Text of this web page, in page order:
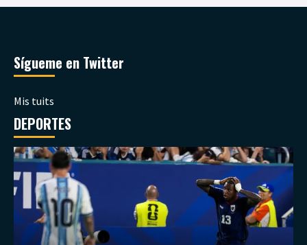
Sígueme en Twitter
Mis tuits
DEPORTES